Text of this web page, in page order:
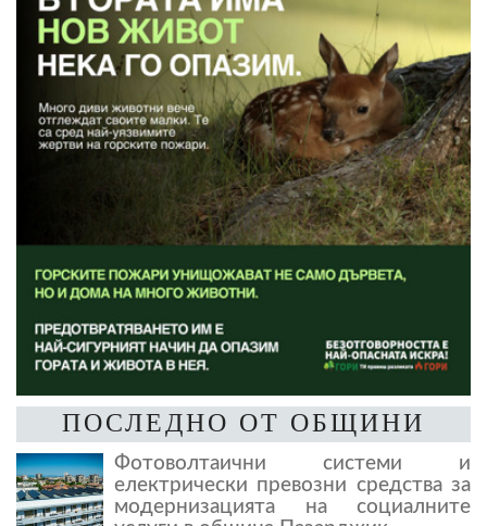
ПОСЛЕДНО ОТ ОБЩИНИ
Фотоволтаични системи и
електрически превозни средства за
модернизацията на социалните